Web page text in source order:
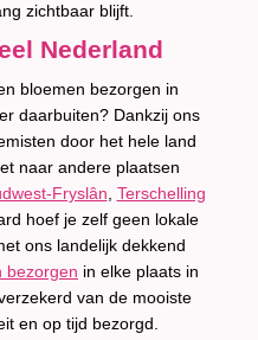
zichtbaar blijft.
Nederland
bloemen bezorgen in
daarbuiten? Dankzij ons
door het hele land
naar andere plaatsen
Fryslân Terschelling
hoef je zelf geen lokale
ons landelijk dekkend
bezorgen in elke plaats in
van de mooiste
en op tijd bezorgd.